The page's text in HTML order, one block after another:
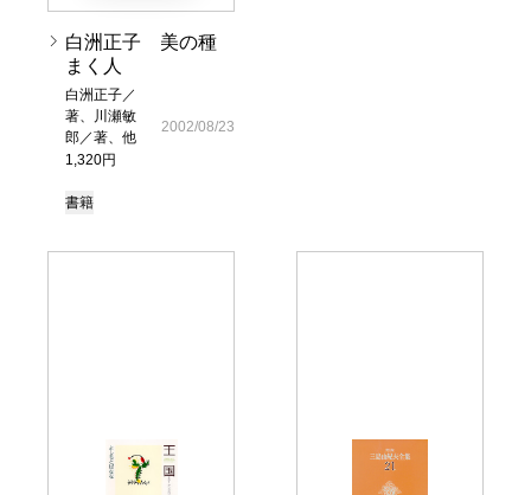
白洲正子 美の種
まく人
白洲正子／
著、川瀬敏
郎／著、他
1,320円
2002/08/23
書籍